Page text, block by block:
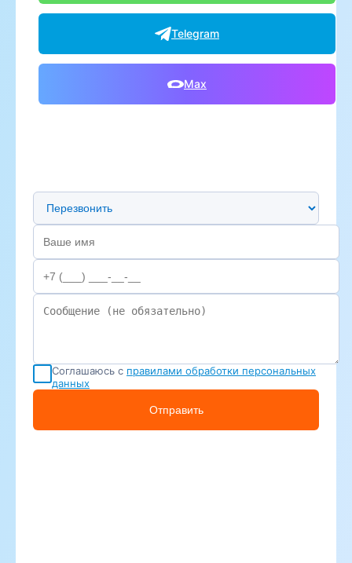
Telegram
Max
Предпочтительный способ связи
Соглашаюсь с правилами обработки персональных
данных
Отправить